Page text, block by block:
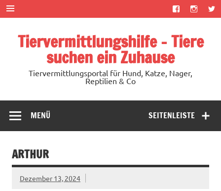
Zum
Inhalt
springen
Tiervermittlungshilfe – Tiere
suchen ein Zuhause
Tiervermittlungsportal für Hund, Katze, Nager,
Reptilien & Co
SEITENLEISTE
MENÜ
ARTHUR
Dezember 13, 2024